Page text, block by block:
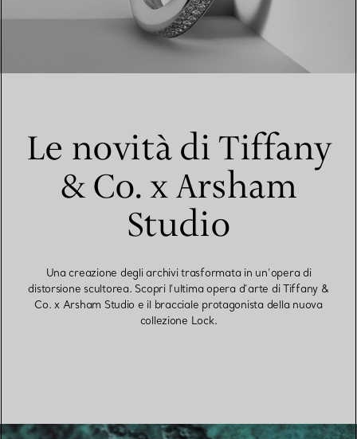
Le novità di Tiffany
& Co. x Arsham
Studio
Una creazione degli archivi trasformata in un’opera di
distorsione scultorea. Scopri l’ultima opera d’arte di Tiffany &
Co. x Arsham Studio e il bracciale protagonista della nuova
collezione Lock.